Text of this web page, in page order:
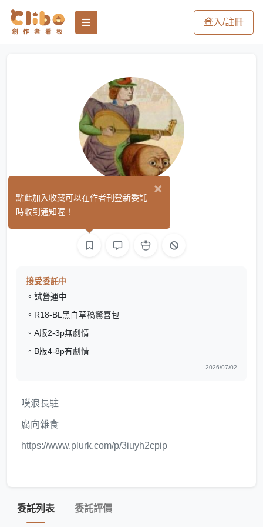
登入/註冊
喜男乳
接受委託中
。試營運中
。R18-BL黑白草稿驚喜包
。A版2-3p無劇情
。B版4-8p有劇情
2026/07/02
噗浪長駐
腐向雜食
https://www.plurk.com/p/3iuyh2cpip
委託列表 委託評價
×
點此加入收藏可以在作者刊登新委託
時收到通知喔！